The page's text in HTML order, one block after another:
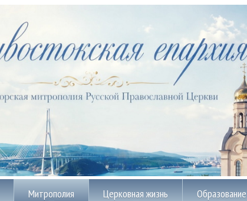
Митрополия Церковная жизнь Образование